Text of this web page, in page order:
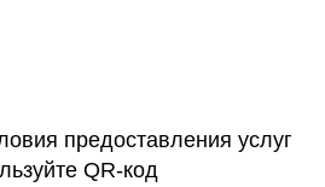
предоставления услуг
QR‑код